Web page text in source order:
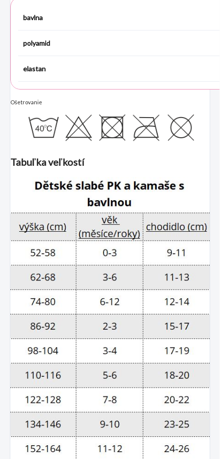
bavlna
polyamid
elastan
Ošetrovanie
Tabuľka veľkostí